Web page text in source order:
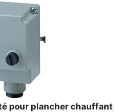
pour plancher chauffant